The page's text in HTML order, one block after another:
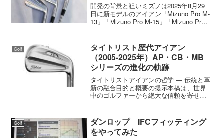
開発の背景と狙いミズノは2025年8月29
日に新モデルのアイアン「Mizuno Pro M-
13」「Mizuno Pro M-15」「Mizuno Pro
Golf
タイトリスト歴代アイアン
（2005-2025年）AP・CB・MB
シリーズの進化の軌跡
タイトリストアイアンの哲学 ― 伝統と革
新の融合目的と概要の提示本稿は、世界
中のゴルファーから絶大な信頼を寄せら
イアンシリーズ、すなわち
AP（Advanced ...
Golf
ダンロップ IFCフィッティング
をやってみた